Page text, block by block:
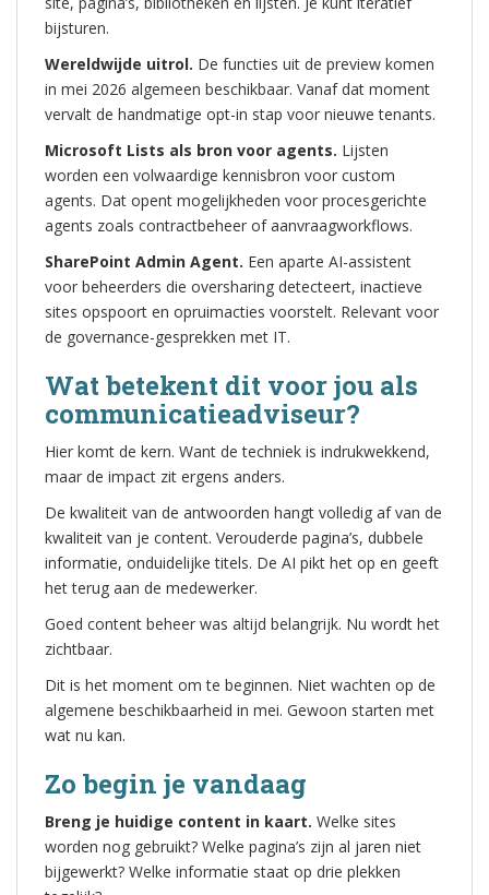
bijsturen.
Wereldwijde uitrol. De functies uit de preview komen
in mei 2026 algemeen beschikbaar. Vanaf dat moment
vervalt de handmatige opt-in stap voor nieuwe tenants.
Microsoft Lists als bron voor agents. Lijsten
worden een volwaardige kennisbron voor custom
agents. Dat opent mogelijkheden voor procesgerichte
agents zoals contractbeheer of aanvraagworkflows.
SharePoint Admin Agent. Een aparte AI-assistent
voor beheerders die oversharing detecteert, inactieve
sites opspoort en opruimacties voorstelt. Relevant voor
de governance-gesprekken met IT.
Wat betekent dit voor jou als
communicatieadviseur?
Hier komt de kern. Want de techniek is indrukwekkend,
maar de impact zit ergens anders.
De kwaliteit van de antwoorden hangt volledig af van de
kwaliteit van je content. Verouderde pagina’s, dubbele
informatie, onduidelijke titels. De AI pikt het op en geeft
het terug aan de medewerker.
Goed content beheer was altijd belangrijk. Nu wordt het
zichtbaar.
Dit is het moment om te beginnen. Niet wachten op de
algemene beschikbaarheid in mei. Gewoon starten met
wat nu kan.
Zo begin je vandaag
Breng je huidige content in kaart. Welke sites
worden nog gebruikt? Welke pagina’s zijn al jaren niet
bijgewerkt? Welke informatie staat op drie plekken